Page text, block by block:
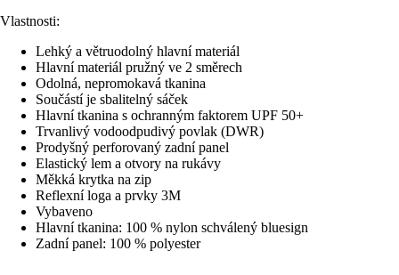
Vlastnosti:
Lehký a větruodolný hlavní materiál
Hlavní materiál pružný ve 2 směrech
Odolná, nepromokavá tkanina
Součástí je sbalitelný sáček
Hlavní tkanina s ochranným faktorem UPF 50+
Trvanlivý vodoodpudivý povlak (DWR)
Prodyšný perforovaný zadní panel
Elastický lem a otvory na rukávy
Měkká krytka na zip
Reflexní loga a prvky 3M
Vybaveno
Hlavní tkanina: 100 % nylon schválený bluesign
Zadní panel: 100 % polyester